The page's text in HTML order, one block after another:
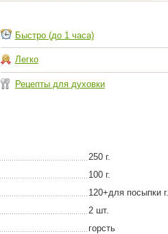
Быстро (до 1 часа)
Легко
Рецепты для духовки
250 г.
100 г.
120+для посыпки г.
2 шт.
горсть